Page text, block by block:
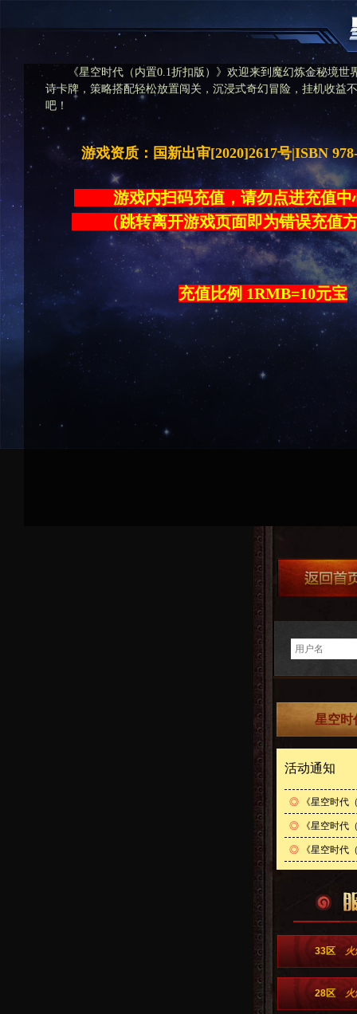
《星空时代（内置0.1折扣版）》欢迎来到魔幻炼金秘境世
诗卡牌，策略搭配轻松放置闯关，沉浸式奇幻冒险，挂机收益
吧！
游戏资质：国新出审[2020]2617号|ISBN
游戏内扫码充值，请勿点进充
（跳转离开游戏页面即为错误
充值比例 1RMB=10元宝
星空时
活动通知
◎ 《星空时代
◎ 《星空时代
◎ 《星空时代
33区
28区